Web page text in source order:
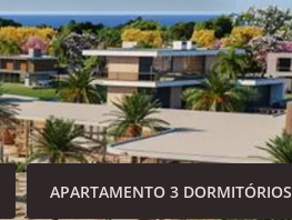
APARTAMENTO 3 DORMITÓRIOS